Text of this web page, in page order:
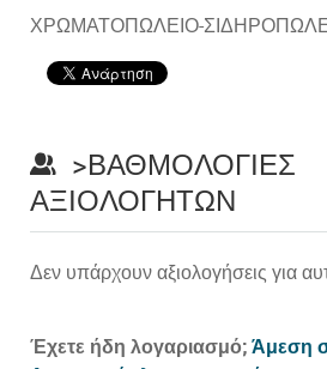
ΧΡΩΜΑΤΟΠΩΛΕΙΟ-
>ΒΑΘΜΟΛΟΓΊΕΣ
ΑΞΙΟΛΟΓΗΤΏΝ
Δεν υπάρχουν αξιολογήσεις για
Έχετε ήδη λογαριασμό; Άμεση